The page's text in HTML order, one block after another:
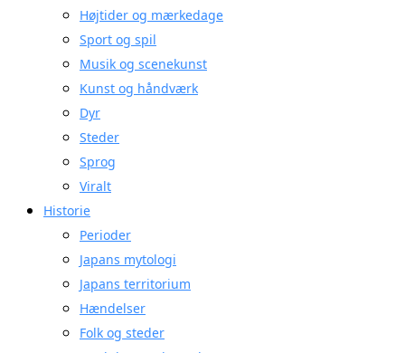
Højtider og mærkedage
Sport og spil
Musik og scenekunst
Kunst og håndværk
Dyr
Steder
Sprog
Viralt
Historie
Perioder
Japans mytologi
Japans territorium
Hændelser
Folk og steder